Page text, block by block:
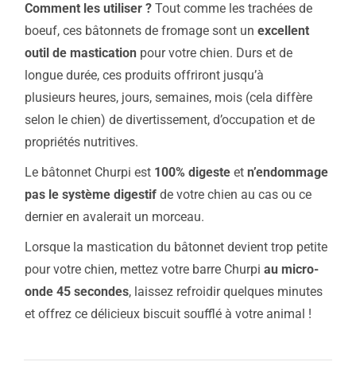
Comment les utiliser ? Tout comme les trachées de
boeuf, ces bâtonnets de fromage sont un excellent
outil de mastication pour votre chien. Durs et de
longue durée, ces produits offriront jusqu’à
plusieurs heures, jours, semaines, mois (cela diffère
selon le chien) de divertissement, d’occupation et de
propriétés nutritives.
Le bâtonnet Churpi est 100% digeste et n’endommage
pas le système digestif de votre chien au cas ou ce
dernier en avalerait un morceau.
Lorsque la mastication du bâtonnet devient trop petite
pour votre chien, mettez votre barre Churpi au micro-
onde 45 secondes, laissez refroidir quelques minutes
et offrez ce délicieux biscuit soufflé à votre animal !